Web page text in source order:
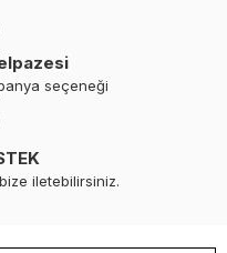
seçeneği
iletebilirsiniz.